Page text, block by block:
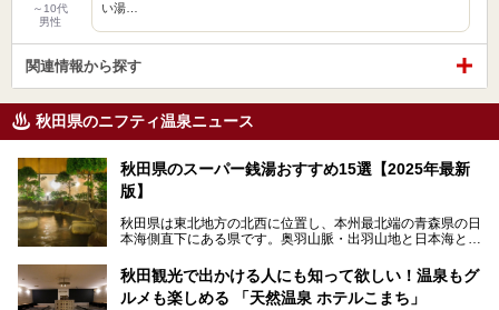
～10代
男性
い湯…
関連情報から探す
秋田県のニフティ温泉ニュース
秋田県のスーパー銭湯おすすめ15選【2025年最新
版】
秋田県は東北地方の北西に位置し、本州最北端の青森県の日
本海側直下にある県です。奥羽山脈・出羽山地と日本海とい
界自然遺産に登録された白神山地のほか、多くの国立公園・
国定公園を擁しています。
「あきたこまち」に代表される米の生産量は国内第3位。米
秋田観光で出かける人にも知って欲しい！温泉もグ
ルメも楽しめる 「天然温泉 ホテルこまち」